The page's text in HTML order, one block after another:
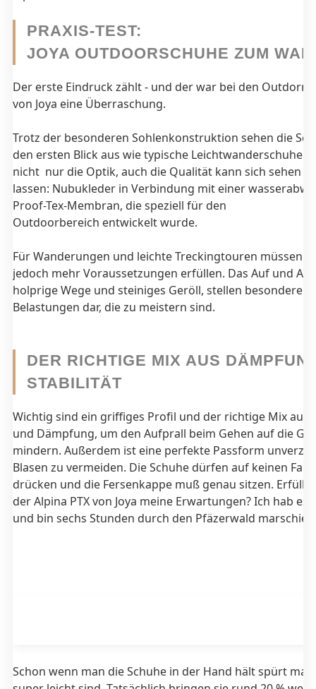
PRAXIS-TEST:
JOYA OUTDOORSCHUHE ZUM
Der erste Eindruck zählt - und der war bei den
von Joya eine Überraschung.
Trotz der besonderen Sohlenkonstruktion sehen die
den ersten Blick aus wie typische Leichtwanderschuhe.
nicht nur die Optik, auch die Qualität kann sich sehen
lassen: Nubukleder in Verbindung mit einer
Proof-Tex-Membran, die speziell für den
Outdoorbereich entwickelt wurde.
Für Wanderungen und leichte Treckingtouren müssen
jedoch mehr Voraussetzungen erfüllen. Das Auf und Ab
holprige Wege und steiniges Geröll, stellen besondere
Belastungen dar, die zu meistern sind.
DER RICHTIGE MIX AUS
STABILITÄT
Wichtig sind ein griffiges Profil und der richtige Mix aus
und Dämpfung, um den Aufprall beim Gehen auf die
mindern. Außerdem ist eine perfekte Passform
Blasen zu vermeiden. Die Schuhe dürfen auf keinen Fall
drücken und die Fersenkappe muß genau sitzen. Erfüllt
der Alpina PTX von Joya meine Erwartungen? Ich hab es
und bin sechs Stunden durch den Pfäzerwald
Schon wenn man die Schuhe in der Hand hält spürt